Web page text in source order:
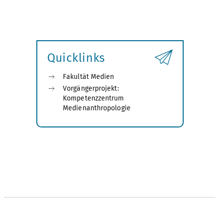
Quicklinks
Fakultät Medien
Vorgängerprojekt:
Kompetenzzentrum
Medienanthropologie